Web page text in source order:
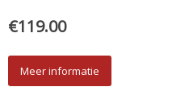
€119.00
Meer informatie